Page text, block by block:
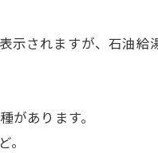
されますが、石油給
があります。
。